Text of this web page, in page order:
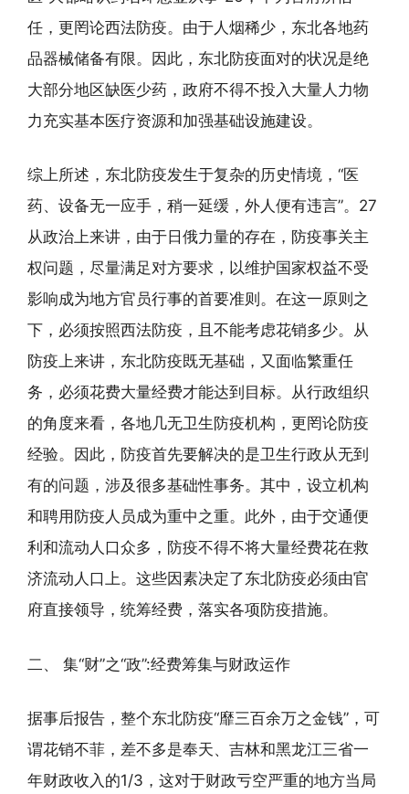
任，更罔论西法防疫。由于人烟稀少，东北各地药
品器械储备有限。因此，东北防疫面对的状况是绝
大部分地区缺医少药，政府不得不投入大量人力物
力充实基本医疗资源和加强基础设施建设。
综上所述，东北防疫发生于复杂的历史情境，“医
药、设备无一应手，稍一延缓，外人便有违言”。27
从政治上来讲，由于日俄力量的存在，防疫事关主
权问题，尽量满足对方要求，以维护国家权益不受
影响成为地方官员行事的首要准则。在这一原则之
下，必须按照西法防疫，且不能考虑花销多少。从
防疫上来讲，东北防疫既无基础，又面临繁重任
务，必须花费大量经费才能达到目标。从行政组织
的角度来看，各地几无卫生防疫机构，更罔论防疫
经验。因此，防疫首先要解决的是卫生行政从无到
有的问题，涉及很多基础性事务。其中，设立机构
和聘用防疫人员成为重中之重。此外，由于交通便
利和流动人口众多，防疫不得不将大量经费花在救
济流动人口上。这些因素决定了东北防疫必须由官
府直接领导，统筹经费，落实各项防疫措施。
二、 集“财”之“政”:经费筹集与财政运作
据事后报告，整个东北防疫“靡三百余万之金钱”，可
谓花销不菲，差不多是奉天、吉林和黑龙江三省一
年财政收入的1/3，这对于财政亏空严重的地方当局